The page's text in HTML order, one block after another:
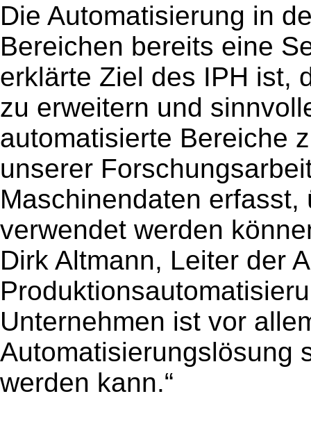
Die Automatisierung in
Bereichen bereits eine
erklärte Ziel des IPH ist,
zu erweitern und
automatisierte Bereiche
unserer
Maschinendaten
verwendet werden
Dirk Altmann, Leiter der
Unternehmen ist vor
Automatisierungslösung
werden kann.“